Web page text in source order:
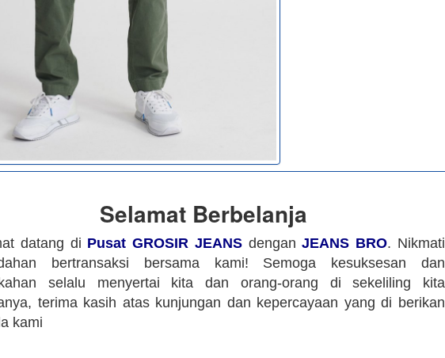
Selamat Berbelanja
datang di Pusat GROSIR JEANSdenganJEANS BRO. Nikmati
bertransaksi bersama kami! Semoga kesuksesan dan
selalu menyertai kita dan orang-orang di sekeliling kita
terima kasih atas kunjungan dan kepercayaan yang di berikan
kami